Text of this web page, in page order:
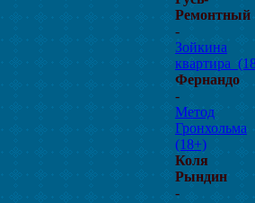
Ремонтный
-
Зойкина
Фернандо
-
Метод
Гронхольма
(18+)
Коля
Рындин
-